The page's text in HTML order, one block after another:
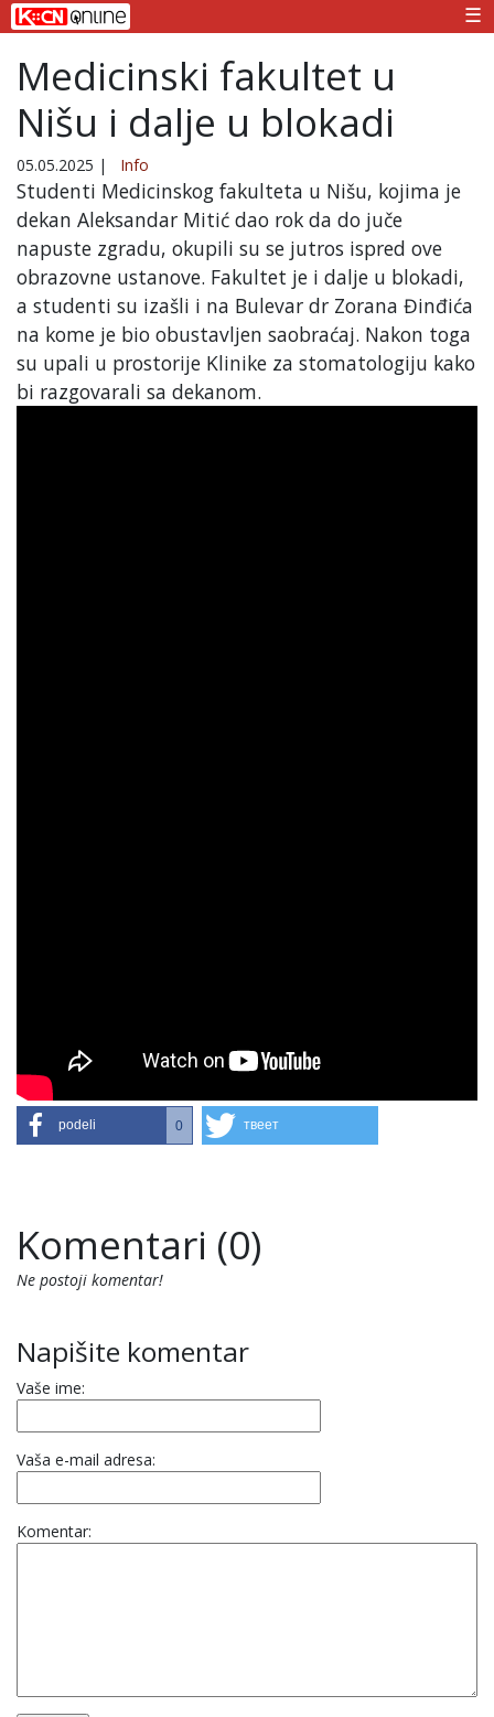
☰
Medicinski fakultet u
Nišu i dalje u blokadi
05.05.2025 | Info
Studenti Medicinskog fakulteta u Nišu, kojima je
dekan Aleksandar Mitić dao rok da do juče
napuste zgradu, okupili su se jutros ispred ove
obrazovne ustanove. Fakultet je i dalje u blokadi,
a studenti su izašli i na Bulevar dr Zorana Đinđića
na kome je bio obustavljen saobraćaj. Nakon toga
su upali u prostorije Klinike za stomatologiju kako
bi razgovarali sa dekanom.
podeli 0 твеет
Komentari (0)
Ne postoji komentar!
Napišite komentar
Vaše ime:
Vaša e-mail adresa:
Komentar: